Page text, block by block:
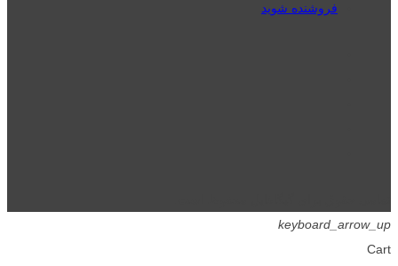
فروشنده شوید
keyboard_arrow_up
Cart